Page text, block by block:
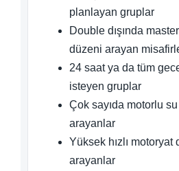
planlayan gruplar
Double dışında
düzeni arayan
24 saat ya da tüm
isteyen gruplar
Çok sayıda motorlu
arayanlar
Yüksek hızlı motoryat
arayanlar